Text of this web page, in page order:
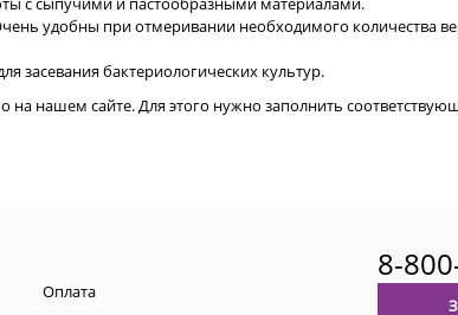
удобны при отмеривании необходимого количества
засевания бактериологических культур.
нашем сайте. Для этого нужно заполнить
Оплата
8-